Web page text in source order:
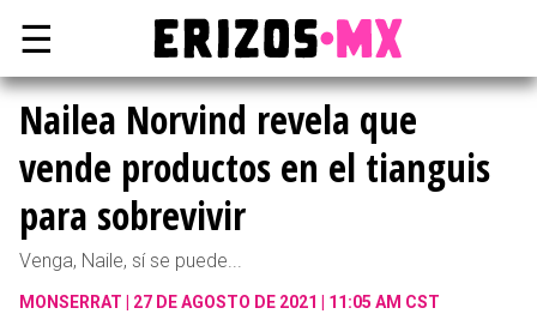
☰
Nailea Norvind revela que
vende productos en el tianguis
para sobrevivir
Venga, Naile, sí se puede...
MONSERRAT 27 DE AGOSTO DE 2021 | 11:05 AM CST